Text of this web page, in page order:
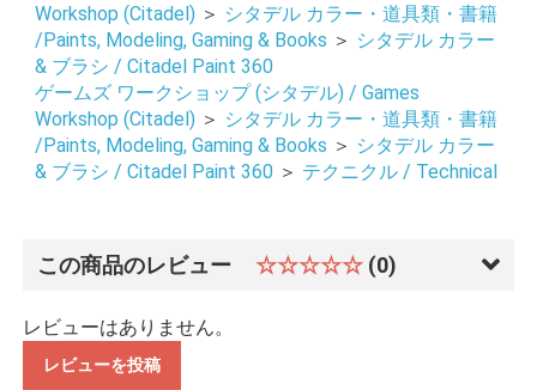
お買い物を続ける
Workshop (Citadel) ＞ シタデル カラー・道具類・書籍
/Paints, Modeling, Gaming & Books ＞ シタデル カラー
& ブラシ / Citadel Paint 360
ゲームズ ワークショップ (シタデル) / Games
Workshop (Citadel) ＞ シタデル カラー・道具類・書籍
/Paints, Modeling, Gaming & Books ＞ シタデル カラー
& ブラシ / Citadel Paint 360 ＞ テクニクル / Technical
この商品のレビュー ☆☆☆☆☆ (0)
レビューはありません。
レビューを投稿